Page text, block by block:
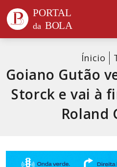
Ínicio
Goiano Gutão
Storck e vai à
Roland